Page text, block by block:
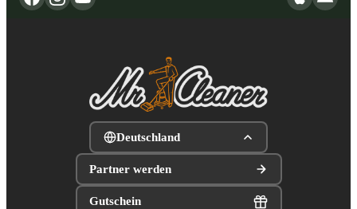
Deutschland
Partner werden
Gutschein